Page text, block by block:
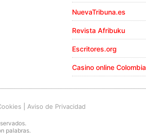
NuevaTribuna.es
Revista Afribuku
Escritores.org
Casino online Colombia
Aviso de Privacidad
palabras.